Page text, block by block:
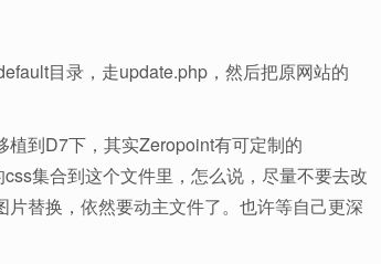
目录，走update.php，然后把原网站的
到D7下，其实Zeropoint有可定制的
集合到这个文件里，怎么说，尽量不要去改
替换，依然要动主文件了。也许等自己更深